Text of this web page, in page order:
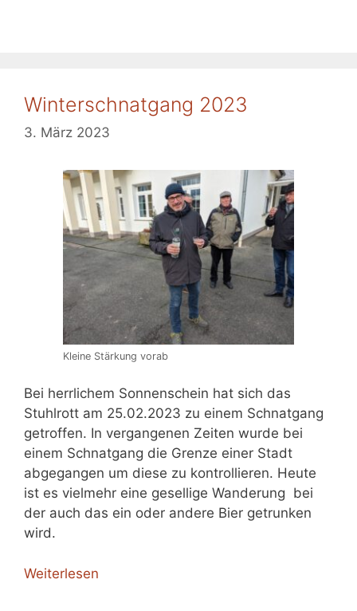
Winterschnatgang 2023
3. März 2023
Kleine Stärkung vorab
Bei herrlichem Sonnenschein hat sich das
Stuhlrott am 25.02.2023 zu einem Schnatgang
getroffen. In vergangenen Zeiten wurde bei
einem Schnatgang die Grenze einer Stadt
abgegangen um diese zu kontrollieren. Heute
ist es vielmehr eine gesellige Wanderung bei
der auch das ein oder andere Bier getrunken
wird.
Weiterlesen